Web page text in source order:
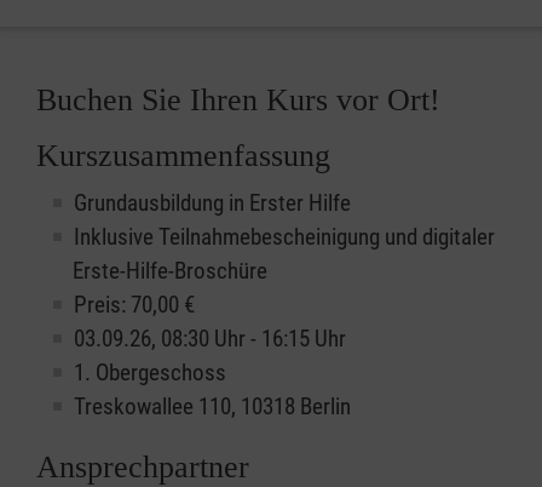
Buchen Sie Ihren Kurs vor Ort!
Kurszusammenfassung
Grundausbildung in Erster Hilfe
Inklusive Teilnahmebescheinigung und digitaler
Erste-Hilfe-Broschüre
Preis: 70,00 €
03.09.26, 08:30 Uhr - 16:15 Uhr
1. Obergeschoss
Treskowallee 110, 10318 Berlin
Ansprechpartner